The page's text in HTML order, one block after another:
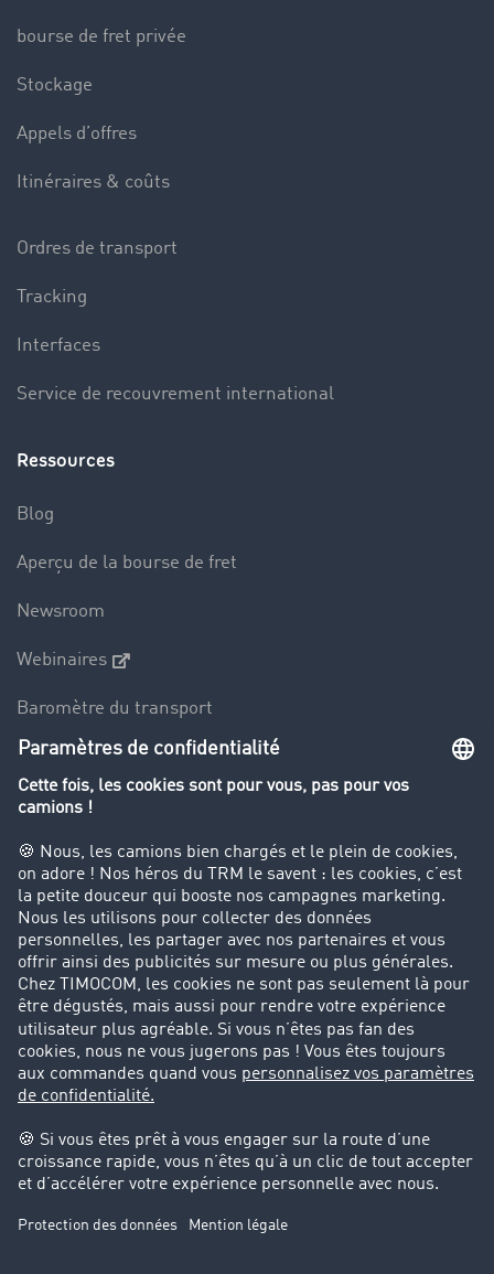
bourse de fret privée
Stockage
Appels d’offres
Itinéraires & coûts
Ordres de transport
Tracking
Interfaces
Service de recouvrement international
Ressources
Blog
Aperçu de la bourse de fret
Newsroom
Webinaires
Baromètre du transport
Le dictionnaire du transport
Interdiction de circulation des poids lourds
Entreprise
Parrainage clients
Success Stories
Cadre légal
Mentions légales
Protection des données
Cookie-Einstellungen